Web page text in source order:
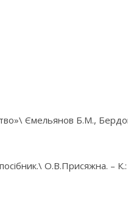
Ємельянов Б.М.,
О.В.Присяжна. –